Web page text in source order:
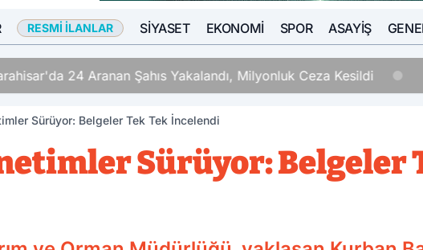
RESMI İLANLAR SIYASET EKONOMI SPOR ASAYIŞ
24 Aranan Şahıs Yakalandı, Milyonluk Ceza Kesildi
Sürüyor: Belgeler Tek Tek İncelendi
Sürüyor: Belgeler